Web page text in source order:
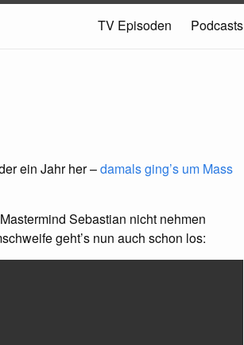
TV Episoden Podcasts
ein Jahr her –damals ging’s um Mass
Sebastian nicht nehmen
geht’s nun auch schon los: